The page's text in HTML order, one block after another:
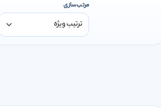
مرتب‌سازی